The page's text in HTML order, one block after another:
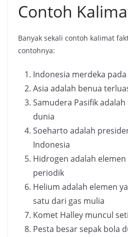
Contoh
Banyak sekali contoh kalimat
contohnya:
Indonesia merdeka
Asia adalah benua
Samudera Pasifik
dunia
Soeharto adalah
Indonesia
Hidrogen adalah
periodik
Helium adalah elemen
satu dari gas mulia
Komet Halley muncul
Pesta besar sepak bola